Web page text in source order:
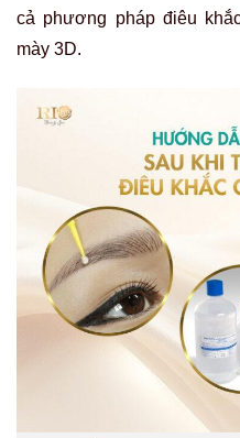
cả phương pháp điêu
mày 3D.